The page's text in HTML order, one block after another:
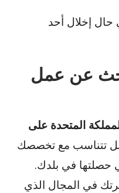
حال إخلال أحد
للبحث عن عمل
المتحدة على
تتناسب مع تخصصك
حصلتها في بلدك.
في المجال الذي